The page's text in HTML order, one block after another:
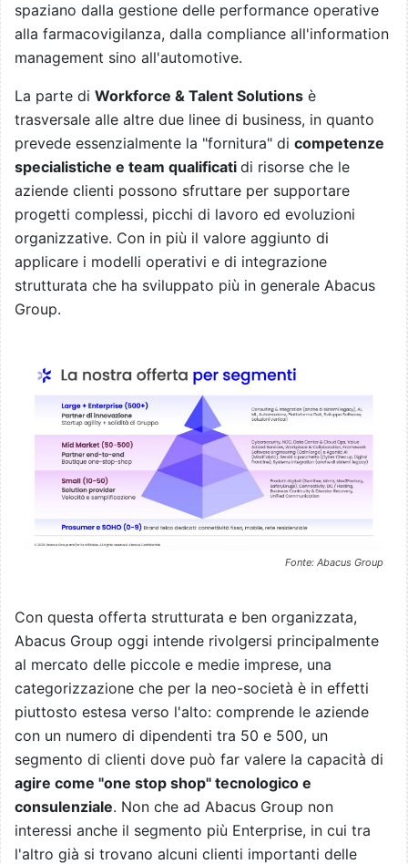
spaziano dalla gestione delle performance operative
alla farmacovigilanza, dalla compliance all'information
management sino all'automotive.
La parte di Workforce & Talent Solutions è
trasversale alle altre due linee di business, in quanto
prevede essenzialmente la "fornitura" di competenze
specialistiche e team qualificati di risorse che le
aziende clienti possono sfruttare per supportare
progetti complessi, picchi di lavoro ed evoluzioni
organizzative. Con in più il valore aggiunto di
applicare i modelli operativi e di integrazione
strutturata che ha sviluppato più in generale Abacus
Group.
Fonte: Abacus Group
Con questa offerta strutturata e ben organizzata,
Abacus Group oggi intende rivolgersi principalmente
al mercato delle piccole e medie imprese, una
categorizzazione che per la neo-società è in effetti
piuttosto estesa verso l'alto: comprende le aziende
con un numero di dipendenti tra 50 e 500, un
segmento di clienti dove può far valere la capacità di
agire come "one stop shop" tecnologico e
consulenziale. Non che ad Abacus Group non
interessi anche il segmento più Enterprise, in cui tra
l'altro già si trovano alcuni clienti importanti delle